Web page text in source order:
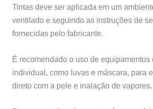
Tintas deve ser aplicada em um
ventilado e seguindo as instruções de
fornecidas pelo fabricante.
É recomendado o uso de equipamentos
individual, como luvas e máscara, para
direto com a pele e inalação de vapores.